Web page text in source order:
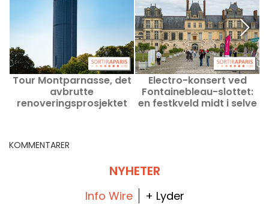
Tour Montparnasse, det
avbrutte
renoveringsprosjektet
Electro-konsert ved
Fontainebleau-slottet:
en festkveld midt i selve
KOMMENTARER
NYHETER
Info Wire + Lyder